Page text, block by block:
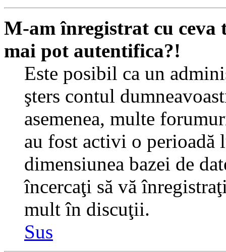
M-am înregistrat cu
mai pot autentifica?!
Este posibil ca un
şters contul
asemenea, multe
au fost activi o perioadă
dimensiunea bazei de
încercaţi să vă
mult în discuţii.
Sus